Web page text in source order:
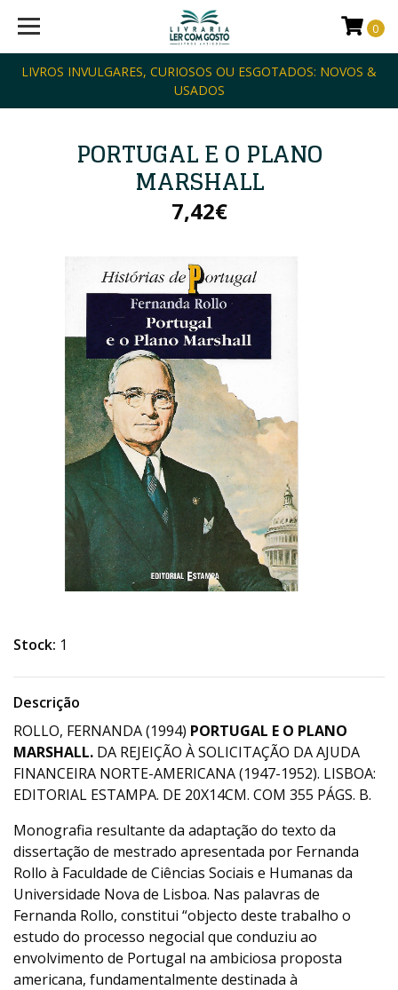
LIVROS INVULGARES, CURIOSOS OU ESGOTADOS: NOVOS &
USADOS
0
PORTUGAL E O PLANO
MARSHALL
7,42€
Stock: 1
Descrição
ROLLO, FERNANDA (1994) PORTUGAL E O PLANO
MARSHALL. DA REJEIÇÃO À SOLICITAÇÃO DA AJUDA
FINANCEIRA NORTE-AMERICANA (1947-1952). LISBOA:
EDITORIAL ESTAMPA. DE 20X14CM. COM 355 PÁGS. B.
Monografia resultante da adaptação do texto da
dissertação de mestrado apresentada por Fernanda
Rollo à Faculdade de Ciências Sociais e Humanas da
Universidade Nova de Lisboa. Nas palavras de
Fernanda Rollo, constitui “objecto deste trabalho o
estudo do processo negocial que conduziu ao
envolvimento de Portugal na ambiciosa proposta
americana, fundamentalmente destinada à